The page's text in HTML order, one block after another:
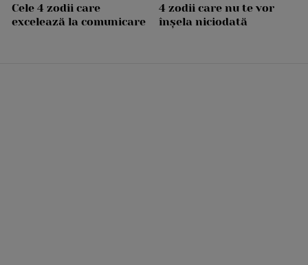
Cele 4 zodii care
excelează la comunicare
4 zodii care nu te vor
înșela niciodată